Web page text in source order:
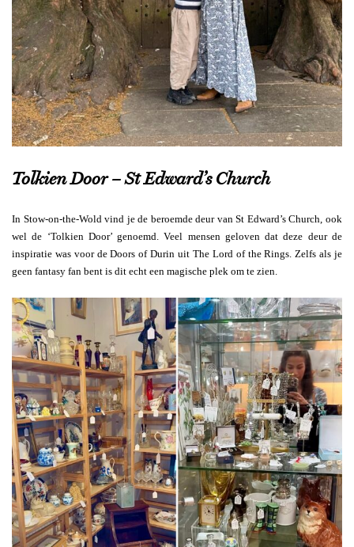
Tolkien Door – St Edward’s Church
In Stow-on-the-Wold vind je de beroemde deur van St Edward’s Church, ook
wel de ‘Tolkien Door’ genoemd. Veel mensen geloven dat deze deur de
inspiratie was voor de Doors of Durin uit The Lord of the Rings. Zelfs als je
geen fantasy fan bent is dit echt een magische plek om te zien.